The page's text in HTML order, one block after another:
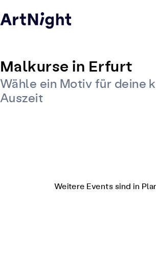
Malkurse in Erfurt
Wähle ein Motiv für deine
Auszeit
Weitere Events sind in